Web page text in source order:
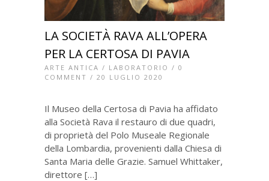
LA SOCIETÀ RAVA ALL’OPERA
PER LA CERTOSA DI PAVIA
ARTE ANTICA / LABORATORIO / 0
COMMENT / 20 LUGLIO 2020
Il Museo della Certosa di Pavia ha affidato
alla Società Rava il restauro di due quadri,
di proprietà del Polo Museale Regionale
della Lombardia, provenienti dalla Chiesa di
Santa Maria delle Grazie. Samuel Whittaker,
direttore […]